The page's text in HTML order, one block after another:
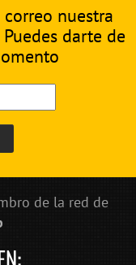
nuestra
darte de
de la red de